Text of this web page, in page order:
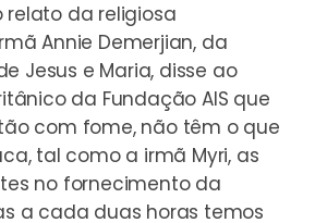
relato da religiosa
Annie Demerjian, da
Jesus e Maria, disse ao
da Fundação AIS que
com fome, não têm o que
tal como a irmã Myri, as
no fornecimento da
a cada duas horas temos